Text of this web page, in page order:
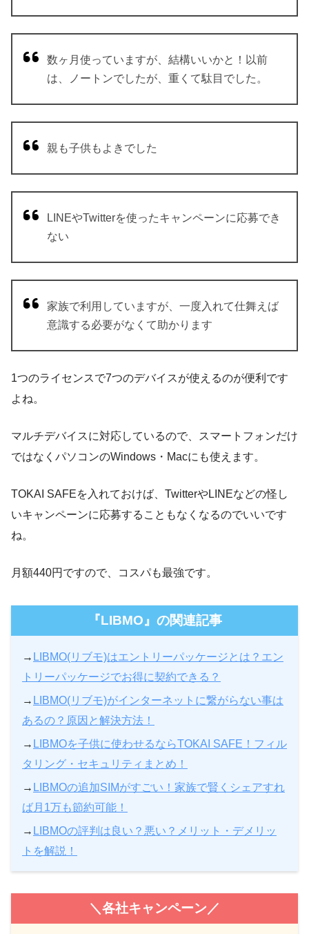
数ヶ月使っていますが、結構いいかと！以前
は、ノートンでしたが、重くて駄目でした。
親も子供もよきでした
LINEやTwitterを使ったキャンペーンに応募でき
ない
家族で利用していますが、一度入れて仕舞えば
意識する必要がなくて助かります
1つのライセンスで7つのデバイスが使えるのが便利です
よね。
マルチデバイスに対応しているので、スマートフォンだけ
ではなくパソコンのWindows・Macにも使えます。
TOKAI SAFEを入れておけば、TwitterやLINEなどの怪し
いキャンペーンに応募することもなくなるのでいいです
ね。
月額440円ですので、コスパも最強です。
『LIBMO』の関連記事
→ LIBMO(リブモ)はエントリーパッケージとは？エン
トリーパッケージでお得に契約できる？
→ LIBMO(リブモ)がインターネットに繋がらない事は
あるの？原因と解決方法！
→ LIBMOを子供に使わせるならTOKAI SAFE！フィル
タリング・セキュリティまとめ！
→ LIBMOの追加SIMがすごい！家族で賢くシェアすれ
ば月1万も節約可能！
→ LIBMOの評判は良い？悪い？メリット・デメリッ
トを解説！
＼各社キャンペーン／